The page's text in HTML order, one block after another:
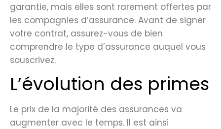
garantie, mais elles sont rarement offertes par
les compagnies d’assurance. Avant de signer
votre contrat, assurez-vous de bien
comprendre le type d’assurance auquel vous
souscrivez.
L’évolution des primes
Le prix de la majorité des assurances va
augmenter avec le temps. Il est ainsi